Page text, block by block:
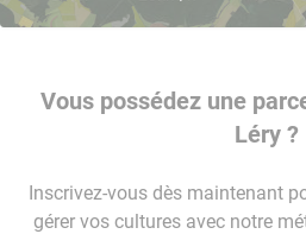
Vous possédez une
Léry ?
Inscrivez-vous dès maintenant
gérer vos cultures avec notre